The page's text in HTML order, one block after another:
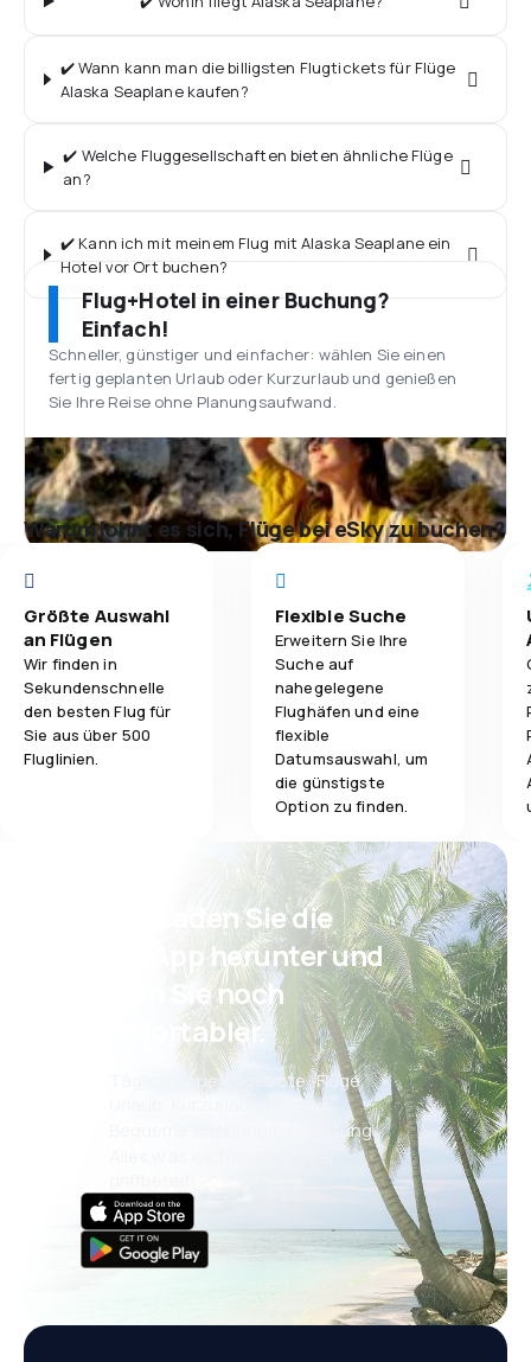
✔️ Wann kann man die billigsten Flugtickets für Flüge
Alaska Seaplane kaufen?
✔️ Welche Fluggesellschaften bieten ähnliche Flüge
an?
✔️ Kann ich mit meinem Flug mit Alaska Seaplane ein
Hotel vor Ort buchen?
Flug+Hotel in einer Buchung?
Einfach!
Schneller, günstiger und einfacher: wählen Sie einen
fertig geplanten Urlaub oder Kurzurlaub und genießen
Sie Ihre Reise ohne Planungsaufwand.
Warum lohnt es sich, Flüge bei eSky zu buchen?
Größte Auswahl
an Flügen
Wir finden in
Sekundenschnelle
den besten Flug für
Sie aus über 500
Fluglinien.
Flexible Suche
Erweitern Sie Ihre
Suche auf
nahegelegene
Flughäfen und eine
flexible
Datumsauswahl, um
die günstigste
Option zu finden.
Psst! Laden Sie die
eSky App herunter und
reisen Sie noch
komfortabler.
Täglich neue Angebote: Flüge,
Bequeme Buchungsverwaltung